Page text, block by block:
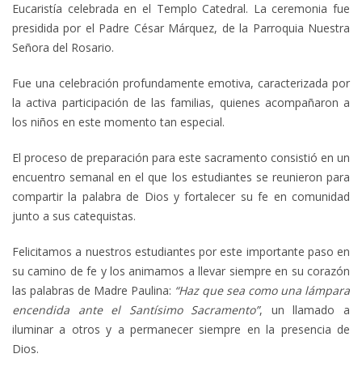
Eucaristía celebrada en el Templo Catedral. La ceremonia fue
presidida por el Padre César Márquez, de la Parroquia Nuestra
Señora del Rosario.
Fue una celebración profundamente emotiva, caracterizada por
la activa participación de las familias, quienes acompañaron a
los niños en este momento tan especial.
El proceso de preparación para este sacramento consistió en un
encuentro semanal en el que los estudiantes se reunieron para
compartir la palabra de Dios y fortalecer su fe en comunidad
junto a sus catequistas.
Felicitamos a nuestros estudiantes por este importante paso en
su camino de fe y los animamos a llevar siempre en su corazón
las palabras de Madre Paulina: “Haz que sea como una lámpara
encendida ante el Santísimo Sacramento”, un llamado a
iluminar a otros y a permanecer siempre en la presencia de
Dios.